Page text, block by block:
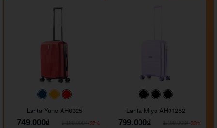
#093f69#ffa500
Larita Yuno AH0325
749.000₫
-37%
#000000#000000
Larita Miyo AH01252
799.000₫
-33%